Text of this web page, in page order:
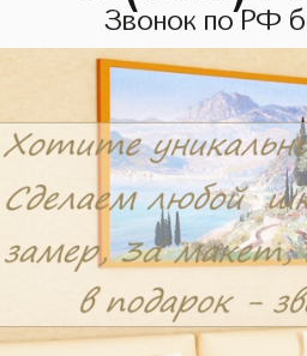
Звонок по РФ